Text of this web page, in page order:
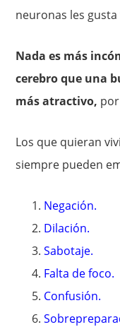
neuronas les
Nada es más
cerebro que una
más atractivo,
Los que quieran
siempre pueden
Negación.
Dilación.
Sabotaje.
Falta de foco.
Confusión.